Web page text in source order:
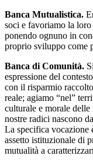
Banca Mutualistica.
soci e favoriamo la
ponendo ognuno in
proprio sviluppo come
Banca di Comunità.
espressione del
con il risparmio
reale; agiamo “nel”
culturale e morale
nostre radici nascono
La specifica vocazione
assetto istituzionale di
mutualità a